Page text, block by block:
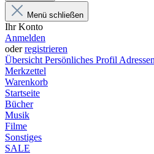
Menü schließen
Ihr Konto
Anmelden
oderregistrieren
Übersicht Persönliches Profil Adressen
Merkzettel
Warenkorb
Startseite
Bücher
Musik
Filme
Sonstiges
SALE